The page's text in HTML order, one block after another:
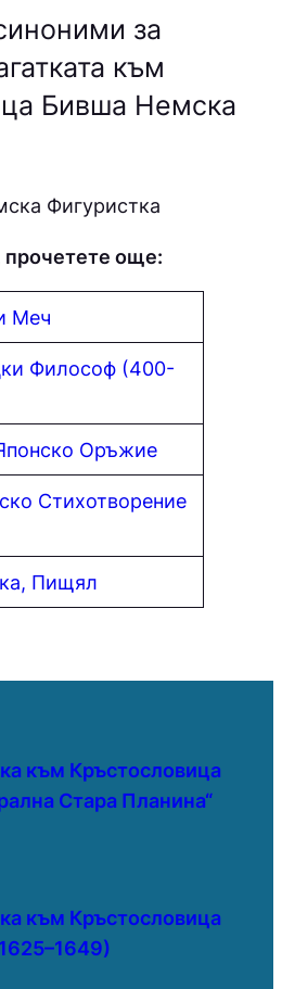
за
към
Бивша Немска
Фигуристка
прочетете още:
Меч
Философ (400-
Оръжие
Стихотворение
Пищял
към Кръстословица
Стара Планина“
към Кръстословица